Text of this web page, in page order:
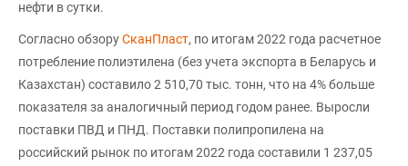
нефти в сутки.
Согласно обзоруСканПласт, по итогам 2022 года расчетное
потребление полиэтилена (без учета экспорта в Беларусь и
Казахстан) составило 2 510,70 тыс. тонн, что на 4% больше
показателя за аналогичный период годом ранее. Выросли
поставки ПВД и ПНД. Поставки полипропилена на
российский рынок по итогам 2022 года составили 1 237,05